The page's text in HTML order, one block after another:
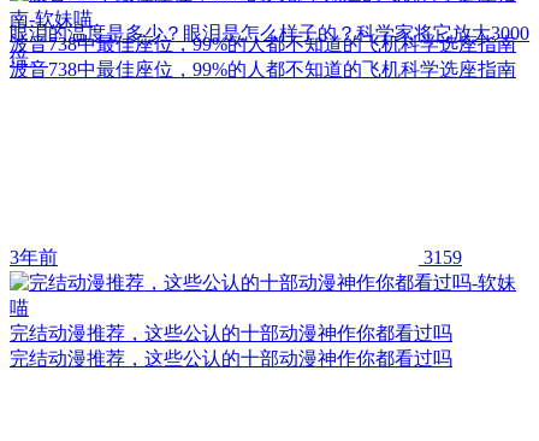
眼泪的温度是多少？眼泪是怎么样子的？科学家将它放大3000
倍。
波音738中最佳座位，99%的人都不知道的飞机科学选座指南
波音738中最佳座位，99%的人都不知道的飞机科学选座指南
3年前 3159
完结动漫推荐，这些公认的十部动漫神作你都看过吗
完结动漫推荐，这些公认的十部动漫神作你都看过吗